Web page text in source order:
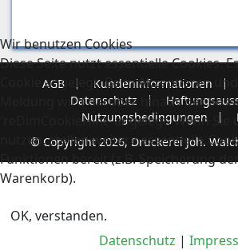
AGB Kundeninformationen
Datenschutz
Nutzungsbedingungen
© Copyright 2026, Druckerei Joh.
Wir benutzen Cookies
Diese Seite nutzt essentielle Cookies.
Cookie angelegt. Beim Akzeptieren
Meldung wird darüber hinaus der
'reDimCookieHint' angelegt. Wenn Sie
nutzen, stellen weitere essentielle
Funktionen bereit (z.B. Speicherung
Warenkorb).
OK, verstanden.
Datenschutz |